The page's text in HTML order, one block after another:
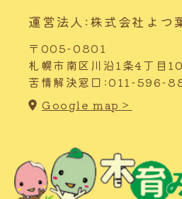
運営法人:株式会社よつ
〒005-0801
札幌市南区川沿1条4丁目
苦情解決窓口:011-596-
Google map＞